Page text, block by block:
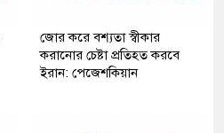
জোর করে বশ্যতা স্বীকার
করানোর চেষ্টা প্রতিহত করবে
ইরান: পেজেশকিয়ান